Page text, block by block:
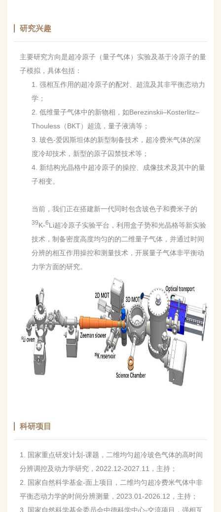
研究兴趣
主要研究方向是超冷原子（量子气体）实验及基于冷原子的量
子模拟，具体包括：
1.强相互作用的超冷原子的配对、超流及其非平衡态动力
学；
2. 低维量子气体中的新物相，如Berezinskii–Kosterlitz–
Thouless（BKT）超流，量子液滴等；
3. 玻色-爱因斯坦体的新型制备技术，超冷费米气体的深
度冷却技术，新型的原子囚禁技术等；
4. 新结构光晶格中超冷原子的操控、成像技术及其中的量
子相变。
当前，我们正在搭建新一代同时包含玻色子和费米子的
39K-6Li超冷原子实验平台，利用盒子势和光晶格等新实验
技术，制备密度高度均匀的的二维量子气体，并通过时间
分辨的相互作用操控和测量技术，开展量子气体非平衡动
力学方面的研究。
科研项目
1. 国家重点研发计划-课题， 二维均匀超冷玻色气体的高时间
分辨调控及动力学研究 ，2022.12-2027.11，主持；
2. 国家自然科学基金-面上项目，二维均匀超冷费米气体中非
平衡态动力学的时间分辨测量，2023.01-2026.12，主持；
3. 国家自然科学基金委员会中德科学中心-交流项目，强相互